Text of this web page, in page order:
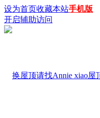
设为首页收藏本站手机版
开启辅助访问